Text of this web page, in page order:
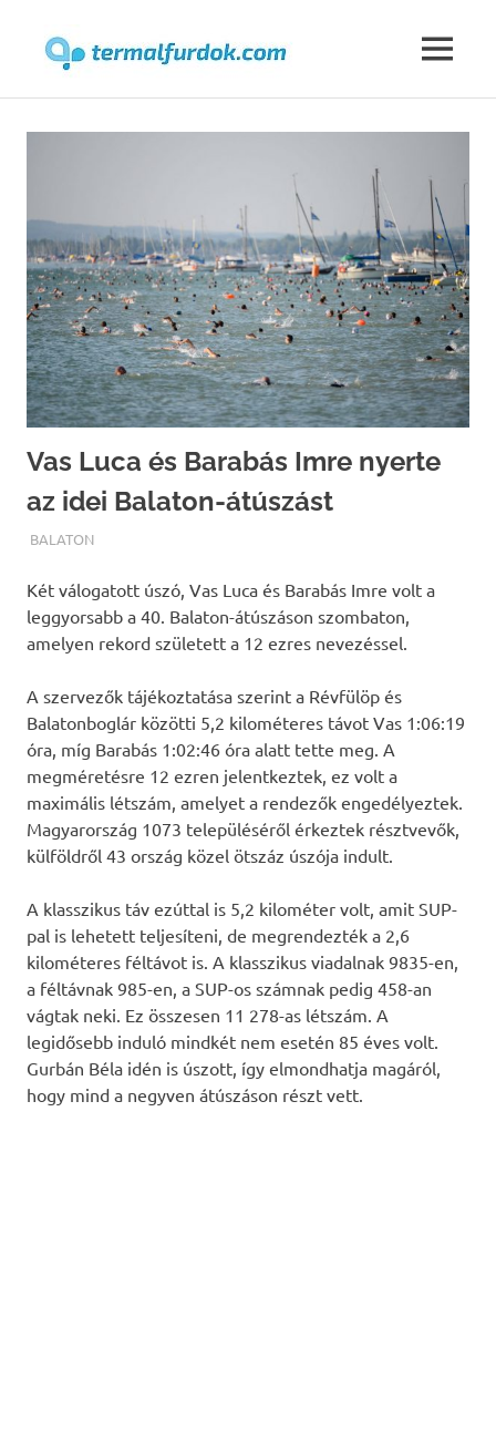
MENU
Vas Luca és Barabás Imre nyerte
az idei Balaton-átúszást
TERMALFURDOK.COM
BALATON
Két válogatott úszó, Vas Luca és Barabás Imre volt a
leggyorsabb a 40. Balaton-átúszáson szombaton,
amelyen rekord született a 12 ezres nevezéssel.
A szervezők tájékoztatása szerint a Révfülöp és
Balatonboglár közötti 5,2 kilométeres távot Vas 1:06:19
óra, míg Barabás 1:02:46 óra alatt tette meg. A
megméretésre 12 ezren jelentkeztek, ez volt a
maximális létszám, amelyet a rendezők engedélyeztek.
Magyarország 1073 településéről érkeztek résztvevők,
külföldről 43 ország közel ötszáz úszója indult.
A klasszikus táv ezúttal is 5,2 kilométer volt, amit SUP-
pal is lehetett teljesíteni, de megrendezték a 2,6
kilométeres féltávot is. A klasszikus viadalnak 9835-en,
a féltávnak 985-en, a SUP-os számnak pedig 458-an
vágtak neki. Ez összesen 11 278-as létszám. A
legidősebb induló mindkét nem esetén 85 éves volt.
Gurbán Béla idén is úszott, így elmondhatja magáról,
hogy mind a negyven átúszáson részt vett.